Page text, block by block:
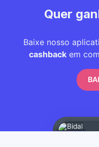
Quer
Baixe nosso
cashbackem